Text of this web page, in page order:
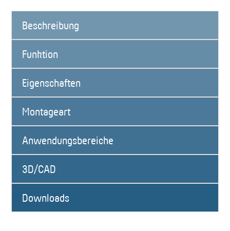
Beschreibung
Funktion
Eigenschaften
Montageart
Anwendungsbereiche
3D/CAD
Downloads